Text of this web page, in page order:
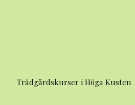
Trädgårdskurser i Höga Kusten